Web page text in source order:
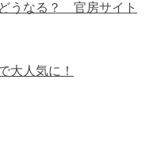
うなる？ 官房サイト
大人気に！